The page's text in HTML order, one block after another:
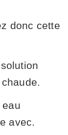
donc cette
avec.